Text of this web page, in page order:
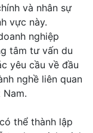
và nhân sự
vực này.
nghiệp
tâm tư vấn du
yêu cầu về đầu
nghề liên quan
thể thành lập